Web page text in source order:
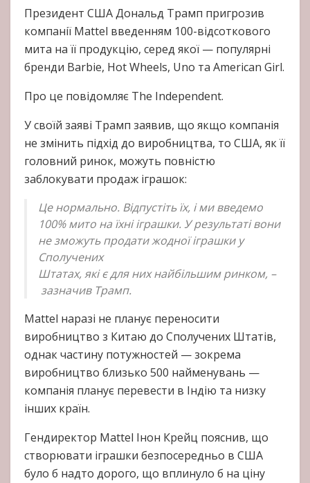
Президент США Дональд Трамп пригрозив
компанії Mattel введенням 100-відсоткового
мита на її продукцію, серед якої — популярні
бренди Barbie, Hot Wheels, Uno та American Girl.
Про це повідомляє The Independent.
У своїй заяві Трамп заявив, що якщо компанія
не змінить підхід до виробництва, то США, як її
головний ринок, можуть повністю
заблокувати продаж іграшок:
Це нормально. Відпустіть їх, і ми введемо
100% мито на їхні іграшки. У результаті вони
не зможуть продати жодної іграшки у
Сполучених
Штатах, які є для них найбільшим ринком, –
зазначив Трамп.
Mattel наразі не планує переносити
виробництво з Китаю до Сполучених Штатів,
однак частину потужностей — зокрема
виробництво близько 500 найменувань —
компанія планує перевести в Індію та низку
інших країн.
Гендиректор Mattel Інон Крейц пояснив, що
створювати іграшки безпосередньо в США
було б надто дорого, що вплинуло б на ціну